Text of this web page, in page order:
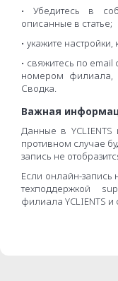
• Убедитесь в
описанные в статье;
• укажите настройки,
• свяжитесь по
номером филиала,
Сводка.
Важная
Данные в
противном случае
запись не
Если онлайн-запись
техподдержкой
филиала YCLIENTS